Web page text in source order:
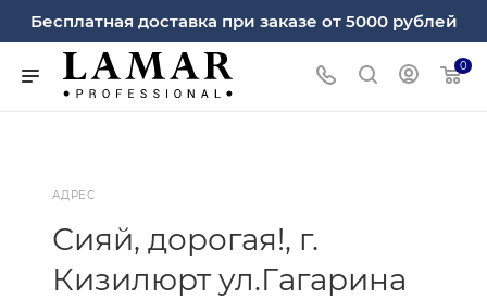
Бесплатная доставка при заказе от 5000 рублей
0
АДРЕС
Сияй, дорогая!, г.
Кизилюрт ул.Гагарина